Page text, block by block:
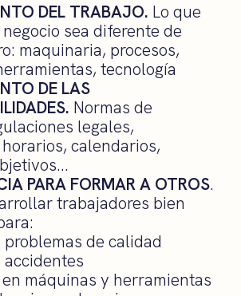
DEL TRABAJO. Lo que
sea diferente de
maquinaria, procesos,
tecnología
DE LAS
Normas de
legales,
calendarios,
PARA FORMAR A OTROS.
trabajadores bien
de calidad
máquinas y herramientas